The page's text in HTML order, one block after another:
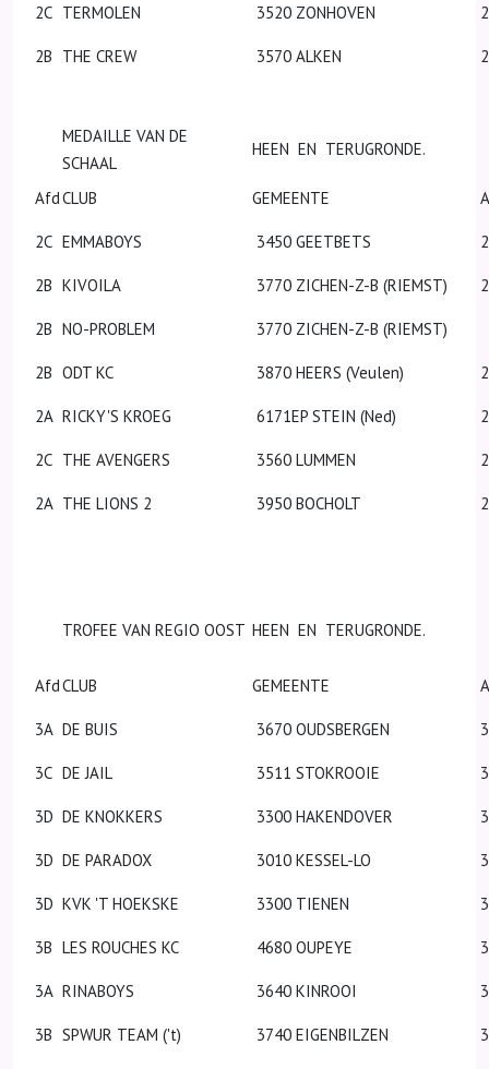
2C TERMOLEN 3520 ZONHOVEN
2B THE CREW 3570 ALKEN
MEDAILLE VAN DE
SCHAAL
HEEN EN TERUGRONDE.
AfdCLUB GEMEENTE
2C EMMABOYS 3450 GEETBETS
2B KIVOILA 3770 ZICHEN-Z-B (RIEMST)
2B NO-PROBLEM 3770 ZICHEN-Z-B (RIEMST)
2B ODT KC 3870 HEERS (Veulen)
2A RICKY'S KROEG 6171EP STEIN (Ned)
2C THE AVENGERS 3560 LUMMEN
2A THE LIONS 2 3950 BOCHOLT
TROFEE VAN REGIO OOST HEEN EN TERUGRONDE.
AfdCLUB GEMEENTE
3A DE BUIS 3670 OUDSBERGEN
3C DE JAIL 3511 STOKROOIE
3D DE KNOKKERS 3300 HAKENDOVER
3D DE PARADOX 3010 KESSEL-LO
3D KVK 'T HOEKSKE 3300 TIENEN
3B LES ROUCHES KC 4680 OUPEYE
3A RINABOYS 3640 KINROOI
3B SPWUR TEAM ('t) 3740 EIGENBILZEN